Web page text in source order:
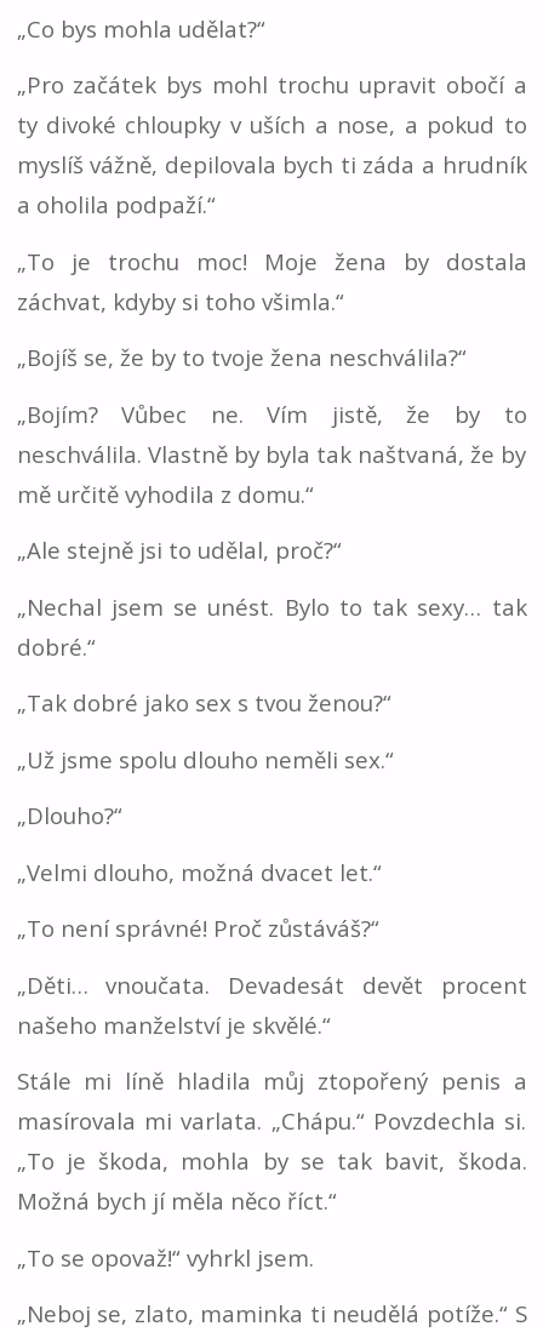
„Co bys mohla udělat?“
„Pro začátek bys mohl trochu upravit obočí a
ty divoké chloupky v uších a nose, a pokud to
myslíš vážně, depilovala bych ti záda a hrudník
a oholila podpaží.“
„To je trochu moc! Moje žena by dostala
záchvat, kdyby si toho všimla.“
„Bojíš se, že by to tvoje žena neschválila?“
„Bojím? Vůbec ne. Vím jistě, že by to
neschválila. Vlastně by byla tak naštvaná, že by
mě určitě vyhodila z domu.“
„Ale stejně jsi to udělal, proč?“
„Nechal jsem se unést. Bylo to tak sexy… tak
dobré.“
„Tak dobré jako sex s tvou ženou?“
„Už jsme spolu dlouho neměli sex.“
„Dlouho?“
„Velmi dlouho, možná dvacet let.“
„To není správné! Proč zůstáváš?“
„Děti… vnoučata. Devadesát devět procent
našeho manželství je skvělé.“
Stále mi líně hladila můj ztopořený penis a
masírovala mi varlata. „Chápu.“ Povzdechla si.
„To je škoda, mohla by se tak bavit, škoda.
Možná bych jí měla něco říct.“
„To se opovaž!“ vyhrkl jsem.
„Neboj se, zlato, maminka ti neudělá potíže.“ S